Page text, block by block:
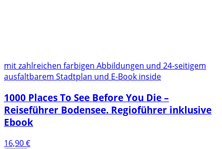
mit zahlreichen farbigen Abbildungen und 24-seitigem
ausfaltbarem Stadtplan und E-Book inside
1000 Places To See Before You Die –
Reiseführer Bodensee. Regioführer inklusive
Ebook
16,90€